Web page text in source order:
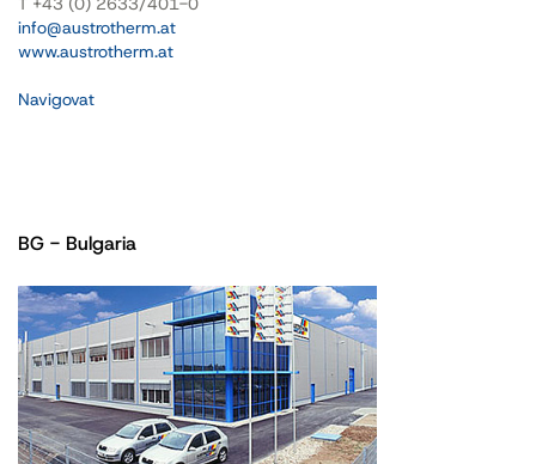
info@austrotherm.at
www.austrotherm.at
Navigovat
BG - Bulgaria